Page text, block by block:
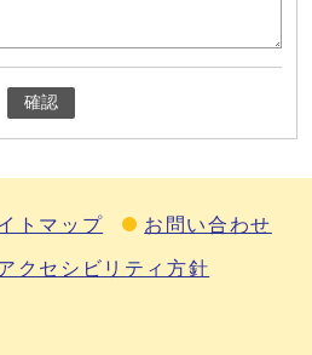
確認
トマップ お問い合わせ
クセシビリティ方針